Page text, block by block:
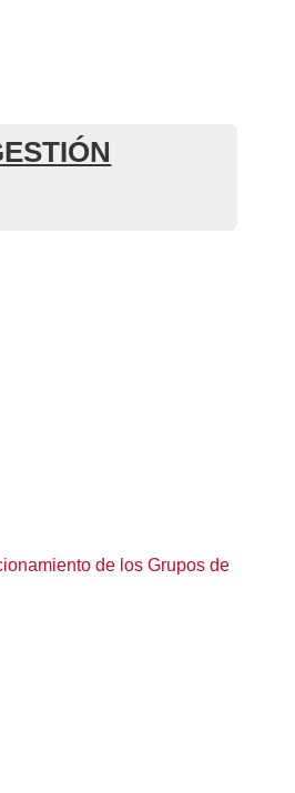
de los Grupos de